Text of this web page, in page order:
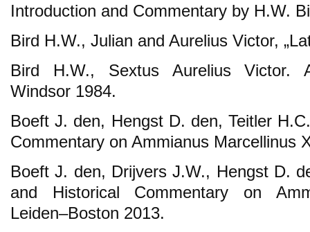
Introduction and Commentary by H.W.
Bird H.W., Julian and Aurelius Victor,
Bird H.W., Sextus Aurelius Victor.
Windsor 1984.
Boeft J. den, Hengst D. den, Teitler
Commentary on Ammianus Marcellinus
Boeft J. den, Drijvers J.W., Hengst D.
and Historical Commentary on
Leiden–Boston 2013.